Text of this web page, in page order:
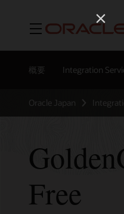
メニュー
概要 Integration
Oracle Japan
Free